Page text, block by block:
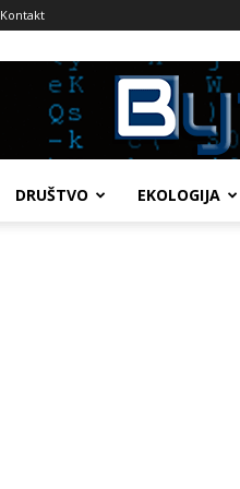
Kontakt
DRUŠTVO EKOLOGIJA